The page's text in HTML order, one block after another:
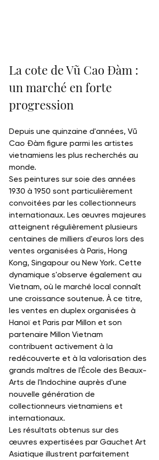
La cote de Vũ Cao Đàm :
un marché en forte
progression
Depuis une quinzaine d'années, Vũ
Cao Đàm figure parmi les artistes
vietnamiens les plus recherchés au
monde.
Ses peintures sur soie des années
1930 à 1950 sont particulièrement
convoitées par les collectionneurs
internationaux. Les œuvres majeures
atteignent régulièrement plusieurs
centaines de milliers d'euros lors des
ventes organisées à Paris, Hong
Kong, Singapour ou New York. Cette
dynamique s'observe également au
Vietnam, où le marché local connaît
une croissance soutenue. À ce titre,
les ventes en duplex organisées à
Hanoï et Paris par Millon et son
partenaire Millon Vietnam
contribuent activement à la
redécouverte et à la valorisation des
grands maîtres de l'École des Beaux-
Arts de l'Indochine auprès d'une
nouvelle génération de
collectionneurs vietnamiens et
internationaux.
Les résultats obtenus sur des
œuvres expertisées par Gauchet Art
Asiatique illustrent parfaitement